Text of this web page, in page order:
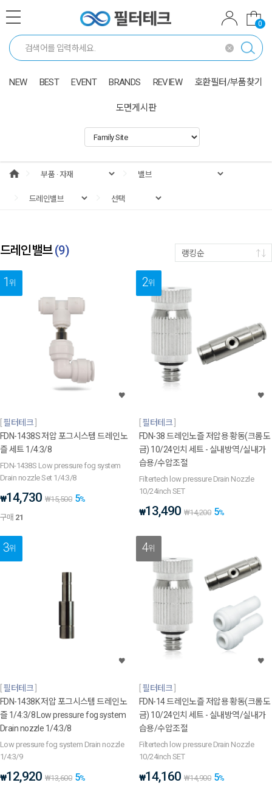
0
NEW BEST EVENT BRANDS REVIEW 호환필터/부품찾기
도면게시판
드레인밸브(9) 랭킹순
1위
필터테크
FDN-1438S 저압 포그시스템 드레인노
즐 세트 1/4:3/8
FDN-1438S Low pressure fog system
Drain nozzle Set 1/4:3/8
₩14,730 ₩15,500 5%
구매 21
2위
필터테크
FDN-38 드레인노즐 저압용 황동(크롬도
금) 10/24인치 세트 - 실내방역/실내가
습용/수압조절
Filtertech low pressure Drain Nozzle
10/24inch SET
₩13,490 ₩14,200 5%
3위
필터테크
FDN-1438K 저압 포그시스템 드레인노
즐 1/4:3/8 Low pressure fog system
Drain nozzle 1/4:3/8
Low pressure fog system Drain nozzle
1/4:3/9
₩12,920 ₩13,600 5%
4위
필터테크
FDN-14 드레인노즐 저압용 황동(크롬도
금) 10/24인치 세트 - 실내방역/실내가
습용/수압조절
Filtertech low pressure Drain Nozzle
10/24inch SET
₩14,160 ₩14,900 5%